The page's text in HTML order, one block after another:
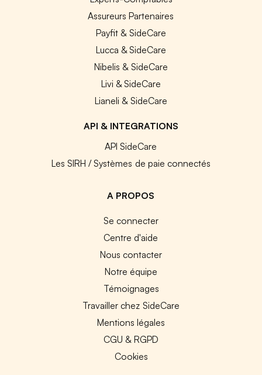
Assureurs Partenaires
Payfit & SideCare
Lucca & SideCare
Nibelis & SideCare
Livi & SideCare
Lianeli & SideCare
API & INTEGRATIONS
API SideCare
Les SIRH / Systèmes de paie connectés
A PROPOS
Se connecter
Centre d'aide
Nous contacter
Notre équipe
Témoignages
Travailler chez SideCare
Mentions légales
CGU & RGPD
Cookies